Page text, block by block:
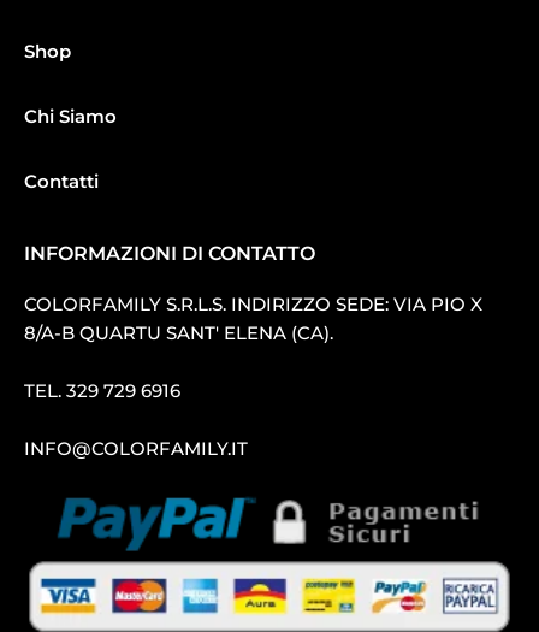
Shop
Chi Siamo
Contatti
INFORMAZIONI DI CONTATTO
COLORFAMILY S.R.L.S. INDIRIZZO SEDE: VIA PIO X
8/A-B QUARTU SANT′ ELENA (CA).
TEL. 329 729 6916
INFO@COLORFAMILY.IT